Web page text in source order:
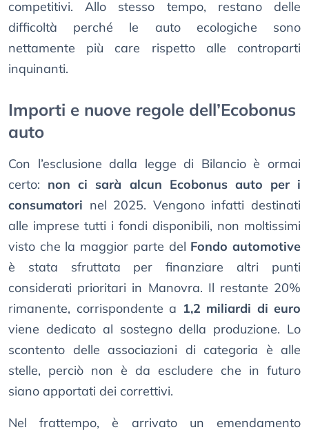
competitivi. Allo stesso tempo, restano delle
difficoltà perché le auto ecologiche sono
nettamente più care rispetto alle controparti
inquinanti.
Importi e nuove regole dell’Ecobonus
auto
Con l’esclusione dalla legge di Bilancio è ormai
certo: non ci sarà alcun Ecobonus auto per i
consumatori nel 2025. Vengono infatti destinati
alle imprese tutti i fondi disponibili, non moltissimi
visto che la maggior parte del Fondo automotive
è stata sfruttata per finanziare altri punti
considerati prioritari in Manovra. Il restante 20%
rimanente, corrispondente a 1,2 miliardi di euro
viene dedicato al sostegno della produzione. Lo
scontento delle associazioni di categoria è alle
stelle, perciò non è da escludere che in futuro
siano apportati dei correttivi.
Nel frattempo, è arrivato un emendamento